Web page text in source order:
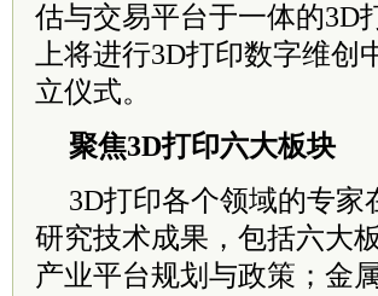
估与交易平台于一体的3D
上将进行3D打印数字维
立仪式。
聚焦3D打印六大板块
3D打印各个领域的专
研究技术成果，包括六大
产业平台规划与政策；金